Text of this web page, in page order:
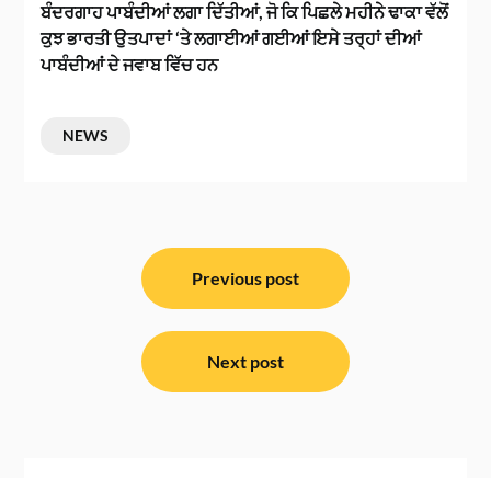
ਬੰਦਰਗਾਹ ਪਾਬੰਦੀਆਂ ਲਗਾ ਦਿੱਤੀਆਂ, ਜੋ ਕਿ ਪਿਛਲੇ ਮਹੀਨੇ ਢਾਕਾ ਵੱਲੋਂ
ਕੁਝ ਭਾਰਤੀ ਉਤਪਾਦਾਂ ‘ਤੇ ਲਗਾਈਆਂ ਗਈਆਂ ਇਸੇ ਤਰ੍ਹਾਂ ਦੀਆਂ
ਪਾਬੰਦੀਆਂ ਦੇ ਜਵਾਬ ਵਿੱਚ ਹਨ
NEWS
Previous post
Next post